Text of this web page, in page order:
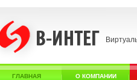
ГЛАВНАЯ О КОМПАНИИ